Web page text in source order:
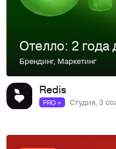
Брендинг, Маркетинг
Redis
PRO + Студия, 3